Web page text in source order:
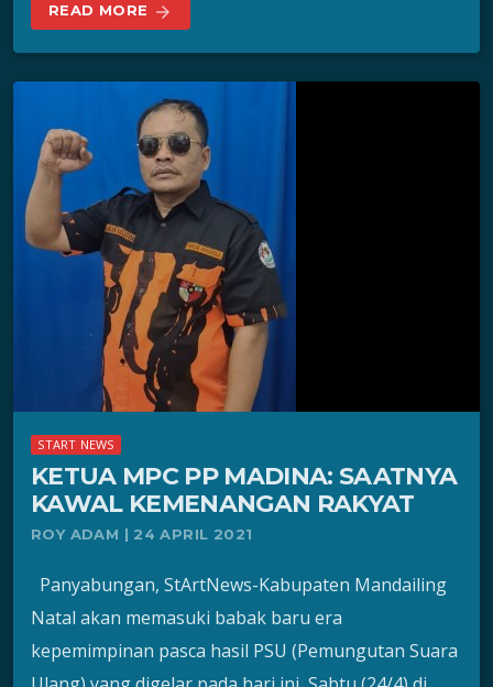
READ MORE arrow_forward
START NEWS
KETUA MPC PP MADINA: SAATNYA
KAWAL KEMENANGAN RAKYAT
ROY ADAM | 24 APRIL 2021
Panyabungan, StArtNews-Kabupaten Mandailing
Natal akan memasuki babak baru era
kepemimpinan pasca hasil PSU (Pemungutan Suara